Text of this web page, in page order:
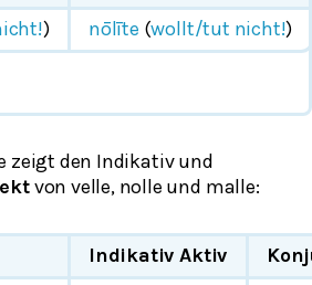
) nōlīte (wollt/tut nicht!)
zeigt den Indikativ und
von velle, nolle und malle:
Indikativ Aktiv